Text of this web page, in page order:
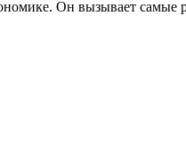
Он вызывает